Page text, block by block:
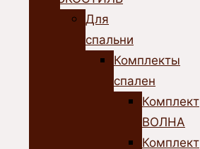
Для
спальни
Комплекты
спален
Комплект
ВОЛНА
Комплект